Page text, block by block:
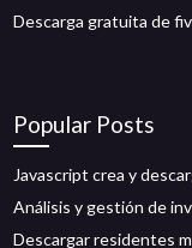
Descarga gratuita de
Popular Posts
Javascript crea y
Análisis y gestión de
Descargar residentes